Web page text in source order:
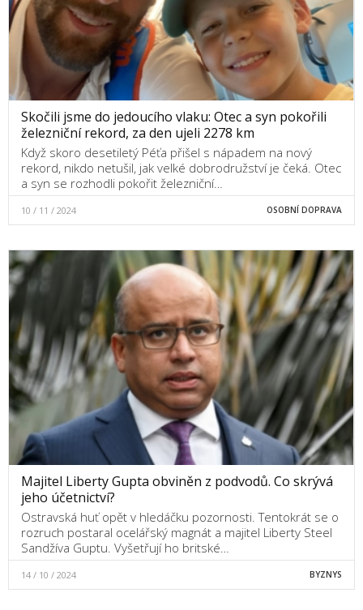
Skočili jsme do jedoucího vlaku: Otec a syn pokořili
železniční rekord, za den ujeli 2278 km
Když skoro desetiletý Péťa přišel s nápadem na nový
rekord, nikdo netušil, jak velké dobrodružství je čeká. Otec
a syn se rozhodli pokořit železniční…
10 / 11 / 2024 OSOBNÍ DOPRAVA
Majitel Liberty Gupta obviněn z podvodů. Co skrývá
jeho účetnictví?
Ostravská huť opět v hledáčku pozornosti. Tentokrát se o
rozruch postaral ocelářský magnát a majitel Liberty Steel
Sandžíva Guptu. Vyšetřují ho britské…
14 / 10 / 2024 BYZNYS